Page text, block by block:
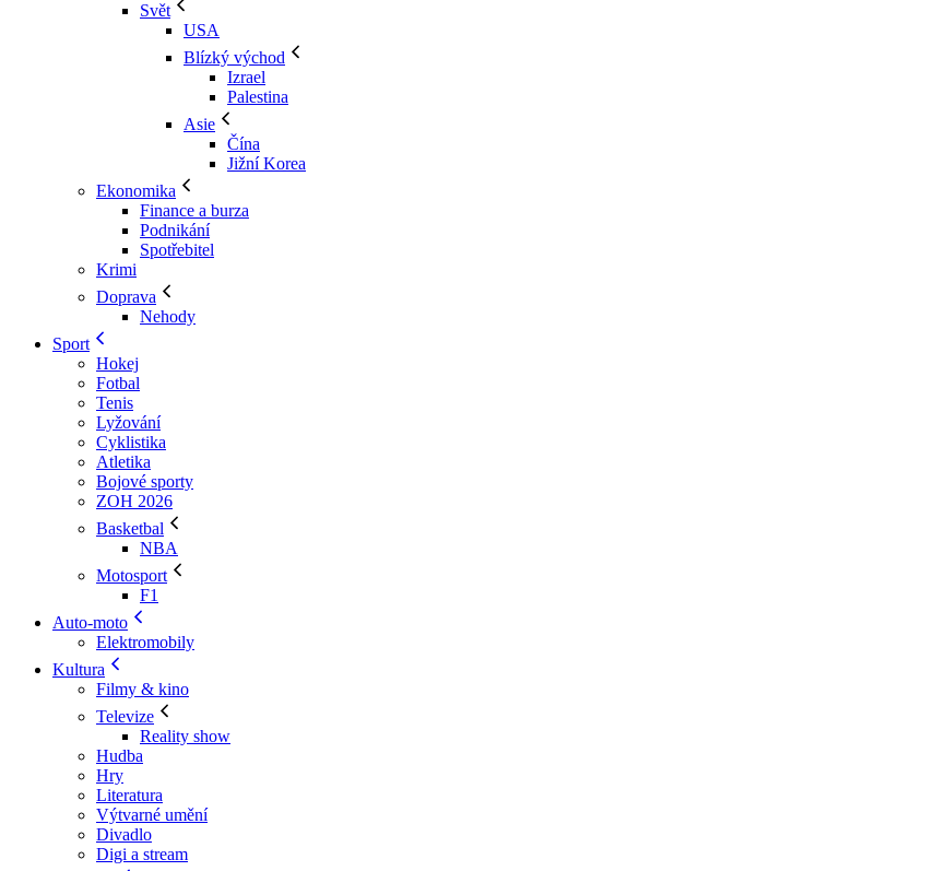
Svět
USA
Blízký východ
Izrael
Palestina
Asie
Čína
Jižní Korea
Ekonomika
Finance a burza
Podnikání
Spotřebitel
Krimi
Doprava
Nehody
Sport
Hokej
Fotbal
Tenis
Lyžování
Cyklistika
Atletika
Bojové sporty
ZOH 2026
Basketbal
NBA
Motosport
F1
Auto-moto
Elektromobily
Kultura
Filmy & kino
Televize
Reality show
Hudba
Hry
Literatura
Výtvarné umění
Divadlo
Digi a stream